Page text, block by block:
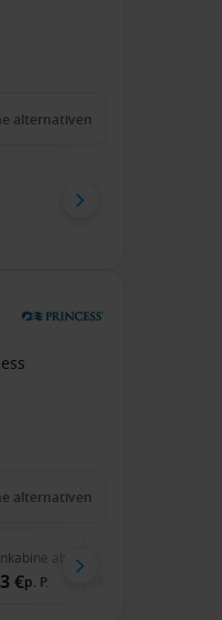
alternativen
alternativen
ab
€p. P.